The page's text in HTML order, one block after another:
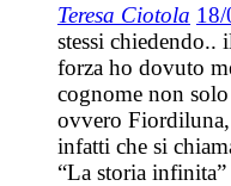
Teresa Ciotola
stessi chiedendo..
forza ho dovuto
cognome non
ovvero
infatti che si
“La storia infinita”